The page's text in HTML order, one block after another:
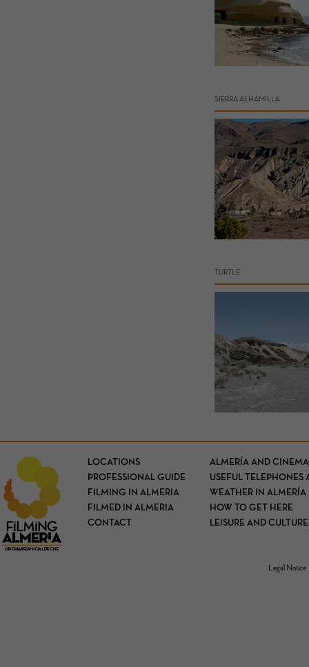
SIERRA ALHAMILLA
TURTLE
LOCATIONS
PROFESSIONAL GUIDE
FILMING IN ALMERIA
FILMED IN ALMERIA
CONTACT
ALMERÍA AND CINEMA
USEFUL TELEPHONES
WEATHER IN ALMERÍA
HOW TO GET HERE
LEISURE AND CULTURE
Legal Notice